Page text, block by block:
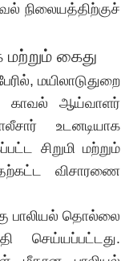
நிலையத்திற்குச்
மற்றும் கைது
மயிலாடுதுறை
காவல் ஆய்வாளர்
உடனடியாக
சிறுமி மற்றும்
விசாரணை
பாலியல் தொல்லை
செய்யப்பட்டது.